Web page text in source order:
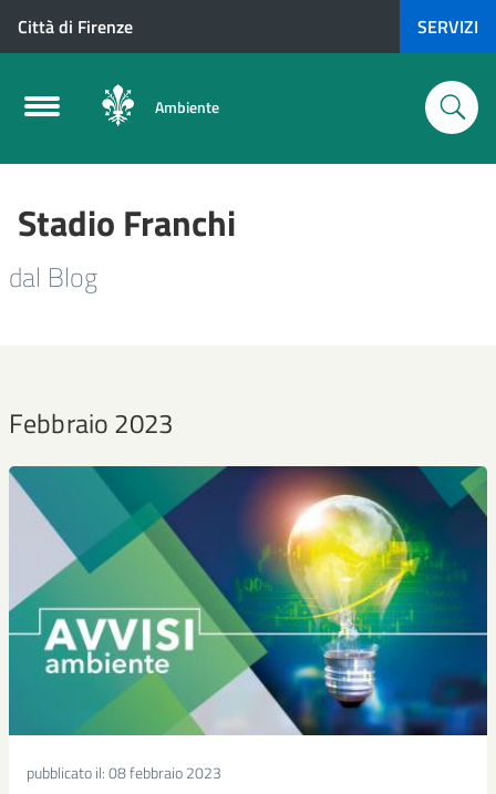
Città di Firenze SERVIZI
Ambiente
Stadio Franchi
dal Blog
Febbraio 2023
pubblicato il:08 febbraio 2023